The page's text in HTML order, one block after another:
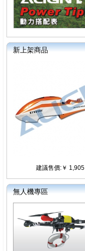
新上架商品
建議售價:￥ 1,905
無人機專區